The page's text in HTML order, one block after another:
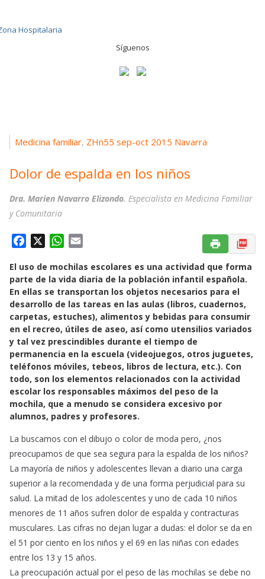
Síguenos
Medicina familiar, ZHn55 sep-oct 2015 Navarra
Dolor de espalda en los niños
Dra. Marien Navarro Elizondo. Especialista en Medicina Familiar
y Comunitaria
c
e
b
o
o
k
W
a
t
s
A
p
p
a
i
l
El uso de mochilas escolares es una actividad que forma
parte de la vida diaria de la población infantil española.
En ellas se transportan los objetos necesarios para el
desarrollo de las tareas en las aulas (libros, cuadernos,
carpetas, estuches), alimentos y bebidas para consumir
en el recreo, útiles de aseo, así como utensilios variados
y tal vez prescindibles durante el tiempo de
permanencia en la escuela (videojuegos, otros juguetes,
teléfonos móviles, tebeos, libros de lectura, etc.). Con
todo, son los elementos relacionados con la actividad
escolar los responsables máximos del peso de la
mochila, que a menudo se considera excesivo por
alumnos, padres y profesores.
La buscamos con el dibujo o color de moda pero, ¿nos
preocupamos de que sea segura para la espalda de los niños?
La mayoría de niños y adolescentes llevan a diario una carga
superior a la recomendada y de una forma perjudicial para su
salud. La mitad de los adolescentes y uno de cada 10 niños
menores de 11 años sufren dolor de espalda y contracturas
musculares. Las cifras no dejan lugar a dudas: el dolor se da en
el 51 por ciento en los niños y el 69 en las niñas con edades
entre los 13 y 15 años.
La preocupación actual por el peso de las mochilas se debe no